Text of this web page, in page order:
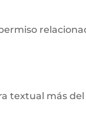
textual más del